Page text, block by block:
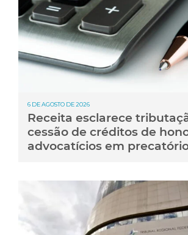
6 DE AGOSTO DE 2026
Receita esclarece
cessão de créditos de
advocatícios em